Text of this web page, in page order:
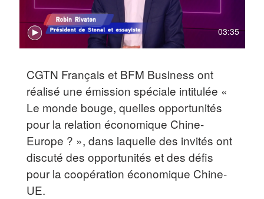
03:35
CGTN Français et BFM Business ont
réalisé une émission spéciale intitulée «
Le monde bouge, quelles opportunités
pour la relation économique Chine-
Europe ? », dans laquelle des invités ont
discuté des opportunités et des défis
pour la coopération économique Chine-
UE.